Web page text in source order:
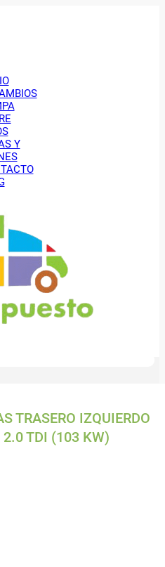
Y
TRASERO IZQUIERDO
TDI (103 KW)